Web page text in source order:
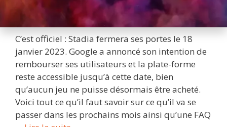
C’est officiel : Stadia fermera ses portes le 18
janvier 2023. Google a annoncé son intention de
rembourser ses utilisateurs et la plate-forme
reste accessible jusqu’à cette date, bien
qu’aucun jeu ne puisse désormais être acheté.
Voici tout ce qu’il faut savoir sur ce qu’il va se
passer dans les prochains mois ainsi qu’une FAQ